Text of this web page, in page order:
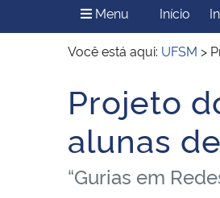
Ministério do Meio Ambiente
Secretaria de Governo
Menu MenuInício
Você está aqui: UFSM >
Início do conteúdo
Projeto
alunas
“Gurias em